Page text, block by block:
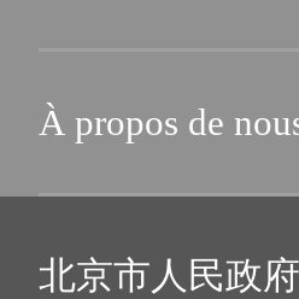
À propos de
北京市人民政府